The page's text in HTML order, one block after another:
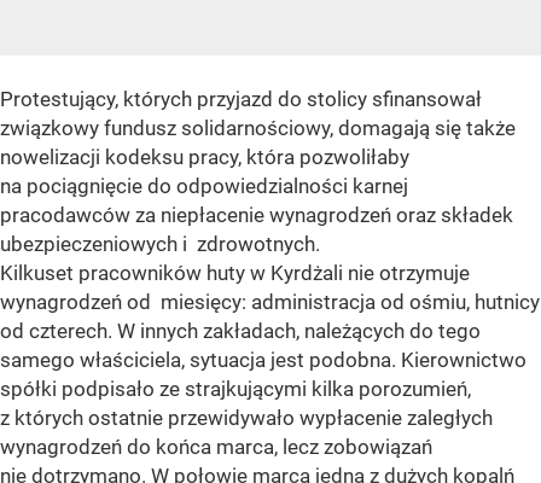
Protestujący, których przyjazd do stolicy sfinansował
związkowy fundusz solidarnościowy, domagają się także
nowelizacji kodeksu pracy, która pozwoliłaby
na pociągnięcie do odpowiedzialności karnej
pracodawców za niepłacenie wynagrodzeń oraz składek
ubezpieczeniowych i zdrowotnych.
Kilkuset pracowników huty w Kyrdżali nie otrzymuje
wynagrodzeń od miesięcy: administracja od ośmiu, hutnicy
od czterech. W innych zakładach, należących do tego
samego właściciela, sytuacja jest podobna. Kierownictwo
spółki podpisało ze strajkującymi kilka porozumień,
z których ostatnie przewidywało wypłacenie zaległych
wynagrodzeń do końca marca, lecz zobowiązań
nie dotrzymano. W połowie marca jedną z dużych kopalń